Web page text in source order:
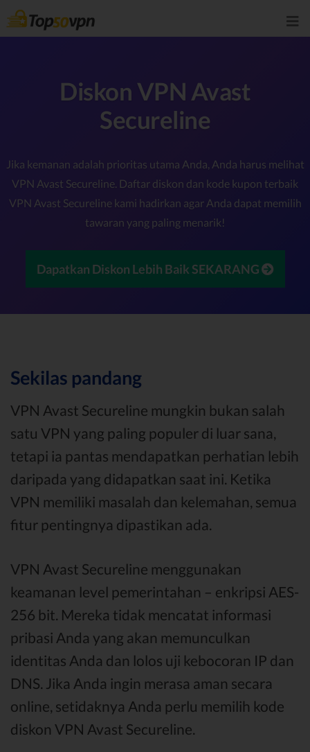
Diskon VPN Avast
Secureline
Jika kemanan adalah prioritas utama Anda, Anda harus melihat
VPN Avast Secureline. Daftar diskon dan kode kupon terbaik
VPN Avast Secureline kami hadirkan agar Anda dapat memilih
tawaran yang paling menarik!
Dapatkan Diskon Lebih Baik SEKARANG
Sekilas pandang
VPN Avast Secureline mungkin bukan salah
satu VPN yang paling populer di luar sana,
tetapi ia pantas mendapatkan perhatian lebih
daripada yang didapatkan saat ini. Ketika
VPN memiliki masalah dan kelemahan, semua
fitur pentingnya dipastikan ada.
VPN Avast Secureline menggunakan
keamanan level pemerintahan – enkripsi AES-
256 bit. Mereka tidak mencatat informasi
pribasi Anda yang akan memunculkan
identitas Anda dan lolos uji kebocoran IP dan
DNS. Jika Anda ingin merasa aman secara
online, setidaknya Anda perlu memilih kode
diskon VPN Avast Secureline.